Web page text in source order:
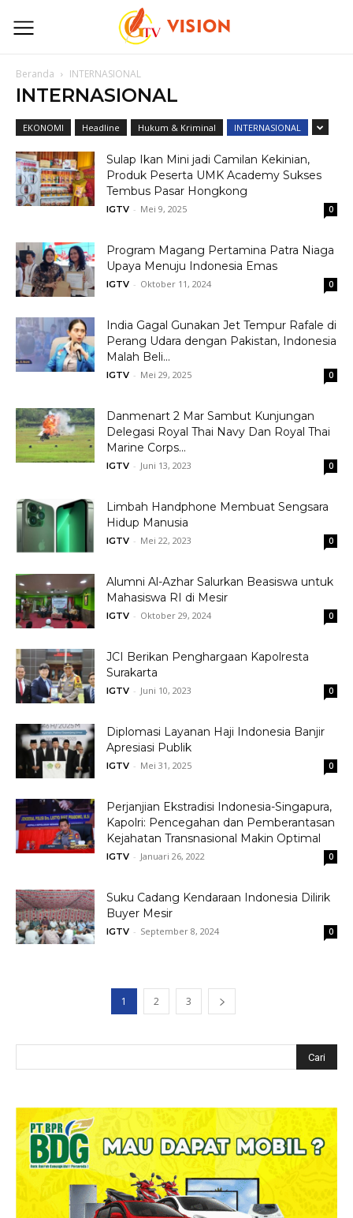
Beranda INTERNASIONAL
INTERNASIONAL
EKONOMI Headline Hukum & Kriminal INTERNASIONAL
Sulap Ikan Mini jadi Camilan Kekinian,
Produk Peserta UMK Academy Sukses
Tembus Pasar Hongkong
IGTV - Mei 9, 2025 0
Program Magang Pertamina Patra Niaga
Upaya Menuju Indonesia Emas
IGTV - Oktober 11, 2024 0
India Gagal Gunakan Jet Tempur Rafale di
Perang Udara dengan Pakistan, Indonesia
Malah Beli...
IGTV - Mei 29, 2025 0
Danmenart 2 Mar Sambut Kunjungan
Delegasi Royal Thai Navy Dan Royal Thai
Marine Corps...
IGTV - Juni 13, 2023 0
Limbah Handphone Membuat Sengsara
Hidup Manusia
IGTV - Mei 22, 2023 0
Alumni Al-Azhar Salurkan Beasiswa untuk
Mahasiswa RI di Mesir
IGTV - Oktober 29, 2024 0
JCI Berikan Penghargaan Kapolresta
Surakarta
IGTV - Juni 10, 2023 0
Diplomasi Layanan Haji Indonesia Banjir
Apresiasi Publik
IGTV - Mei 31, 2025 0
Perjanjian Ekstradisi Indonesia-Singapura,
Kapolri: Pencegahan dan Pemberantasan
Kejahatan Transnasional Makin Optimal
IGTV - Januari 26, 2022 0
Suku Cadang Kendaraan Indonesia Dilirik
Buyer Mesir
IGTV - September 8, 2024 0
1 2 3